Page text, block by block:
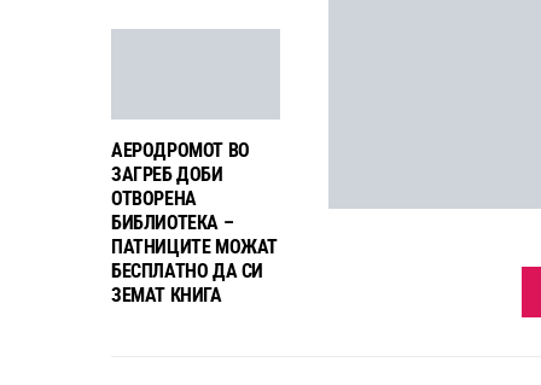
АЕРОДРОМОТ ВО
ЗАГРЕБ ДОБИ
ОТВОРЕНА
БИБЛИОТЕКА –
ПАТНИЦИТЕ МОЖАТ
БЕСПЛАТНО ДА СИ
ЗЕМАТ КНИГА